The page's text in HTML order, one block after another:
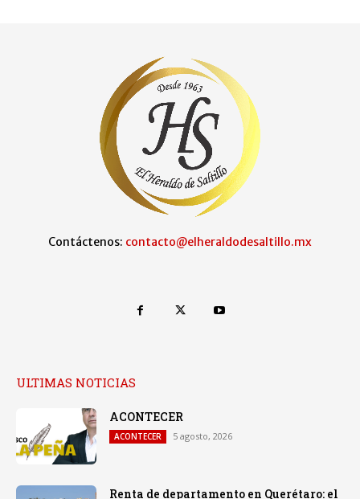
Contáctenos: contacto@elheraldodesaltillo.mx
ULTIMAS NOTICIAS
ACONTECER
ACONTECER 5 agosto, 2026
Renta de departamento en Querétaro: el